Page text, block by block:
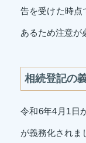
告を受けた時点
あるため注意が
相続登記の
令和6年4月1日
が義務化されま